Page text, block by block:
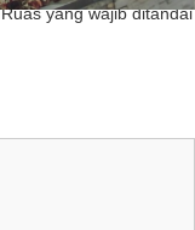
Ruas yang wajib ditandai